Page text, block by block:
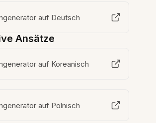
auf Deutsch
Ansätze
auf Koreanisch
auf Polnisch